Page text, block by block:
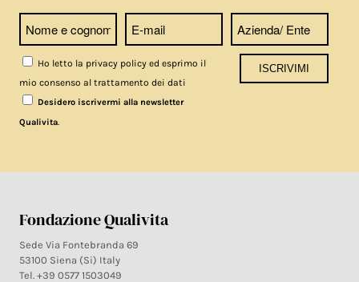
Ho letto la privacy policy ed esprimo il
mio consenso al trattamento dei dati
Desidero iscrivermi alla newsletter
Qualivita.
Fondazione Qualivita
Sede Via Fontebranda 69
53100 Siena (Si) Italy
Tel. +39 0577 1503049